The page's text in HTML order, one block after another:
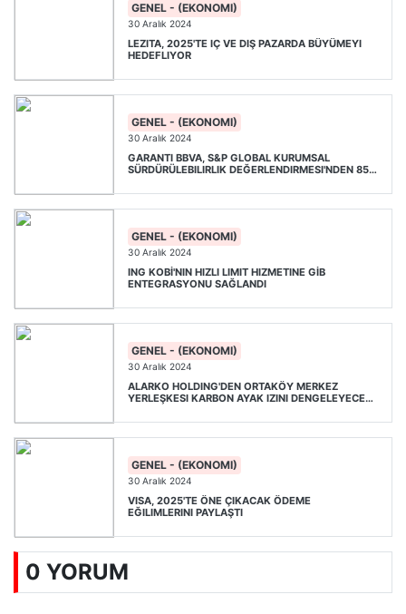
GENEL - (EKONOMI)
30 Aralık 2024
LEZITA, 2025'TE IÇ VE DIŞ PAZARDA BÜYÜMEYI
HEDEFLIYOR
GENEL - (EKONOMI)
30 Aralık 2024
GARANTI BBVA, S&P GLOBAL KURUMSAL
SÜRDÜRÜLEBILIRLIK DEĞERLENDIRMESI'NDEN 85
GENEL - (EKONOMI)
30 Aralık 2024
ING KOBİ'NIN HIZLI LIMIT HIZMETINE GİB
ENTEGRASYONU SAĞLANDI
GENEL - (EKONOMI)
30 Aralık 2024
ALARKO HOLDING'DEN ORTAKÖY MERKEZ
YERLEŞKESI KARBON AYAK IZINI DENGELEYECEK
GENEL - (EKONOMI)
30 Aralık 2024
VISA, 2025'TE ÖNE ÇIKACAK ÖDEME
EĞILIMLERINI PAYLAŞTI
0 YORUM